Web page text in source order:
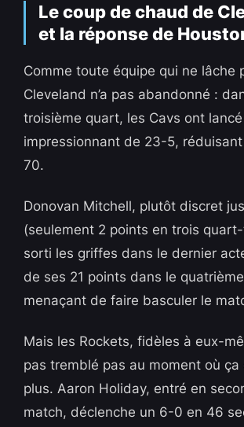
Le coup de chaud de
et la réponse de
Comme toute équipe qui ne lâche
Cleveland n’a pas abandonné :
troisième quart, les Cavs ont
impressionnant de 23-5, réduisant
70.
Donovan Mitchell, plutôt discret
(seulement 2 points en trois
sorti les griffes dans le dernier
de ses 21 points dans le
menaçant de faire basculer le
Mais les Rockets, fidèles à eux-
pas tremblé pas au moment où ça
plus. Aaron Holiday, entré en
match, déclenche un 6-0 en 46